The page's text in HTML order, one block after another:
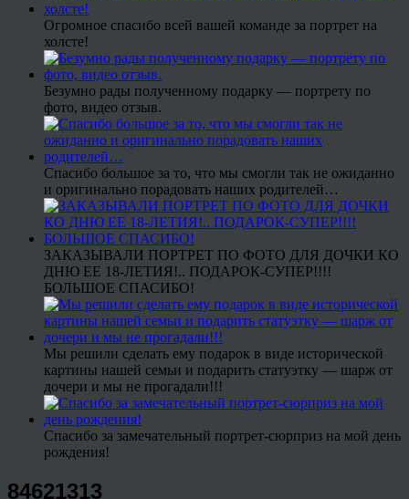
Огромное спасибо всей вашей команде за портрет на
холсте!
Безумно рады полученному подарку — портрету по
фото, видео отзыв.
Спасибо большое за то, что мы смогли так не ожиданно
и оригинально порадовать наших родителей…
ЗАКАЗЫВАЛИ ПОРТРЕТ ПО ФОТО ДЛЯ ДОЧКИ КО
ДНЮ ЕЕ 18-ЛЕТИЯ!.. ПОДАРОК-СУПЕР!!!!
БОЛЬШОЕ СПАСИБО!
Мы решили сделать ему подарок в виде исторической
картины нашей семьи и подарить статуэтку — шарж от
дочери и мы не прогадали!!!
Спасибо за замечательный портрет-сюрприз на мой день
рождения!
84621313